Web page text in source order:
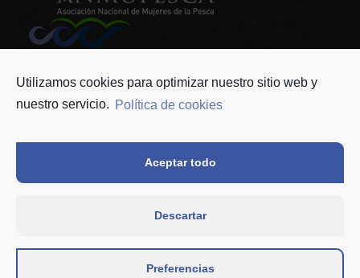
info@anmupesca.org
624 822 826
Contacto
Noticias
Política de privacidad y Protección de datos
Política de cookies (UE)
Utilizamos cookies para optimizar nuestro sitio web y
nuestro servicio. Política de cookies
Aceptar todo
Descartar
Preferencias